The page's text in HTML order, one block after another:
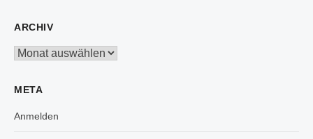
ARCHIV
Archiv
META
Anmelden